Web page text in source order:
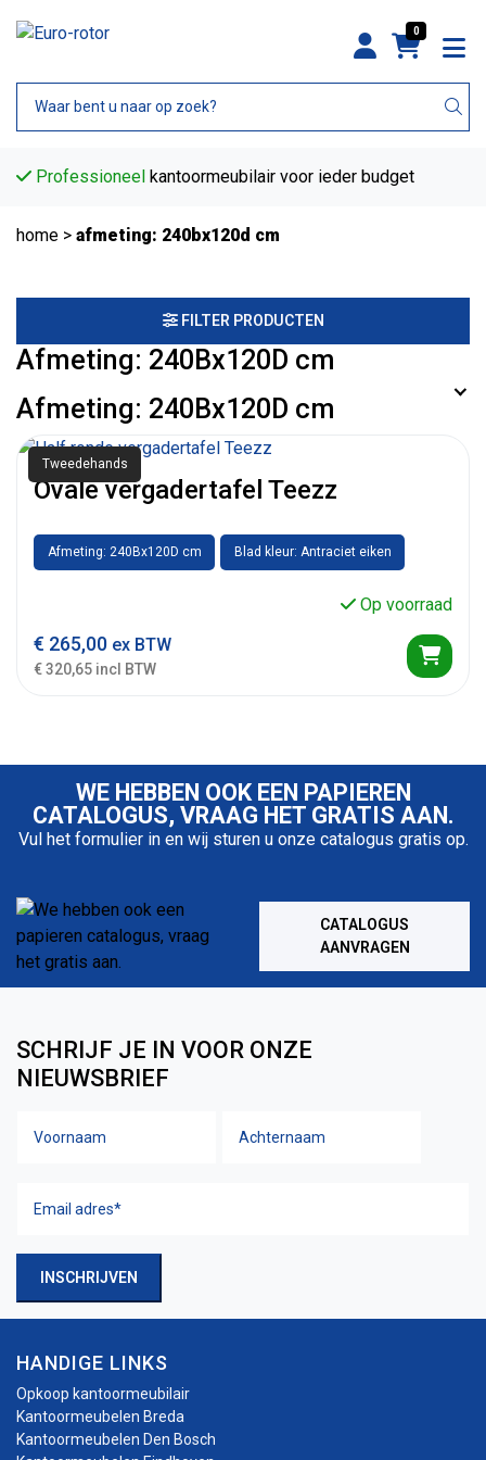
0
Professioneel kantoormeubilair voor ieder budget
home > afmeting: 240bx120d cm
FILTER PRODUCTEN
Afmeting: 240Bx120D cm
Afmeting: 240Bx120D cm
Tweedehands
Ovale vergadertafel Teezz
Afmeting: 240Bx120D cm Blad kleur: Antraciet eiken
Op voorraad
€ 265,00 ex BTW
€ 320,65 incl BTW
WE HEBBEN OOK EEN PAPIEREN
CATALOGUS, VRAAG HET GRATIS AAN.
Vul het formulier in en wij sturen u onze catalogus gratis op.
CATALOGUS
AANVRAGEN
SCHRIJF JE IN VOOR ONZE
NIEUWSBRIEF
Naam
adres(Vereist)
INSCHRIJVEN
HANDIGE LINKS
Opkoop kantoormeubilair
Kantoormeubelen Breda
Kantoormeubelen Den Bosch